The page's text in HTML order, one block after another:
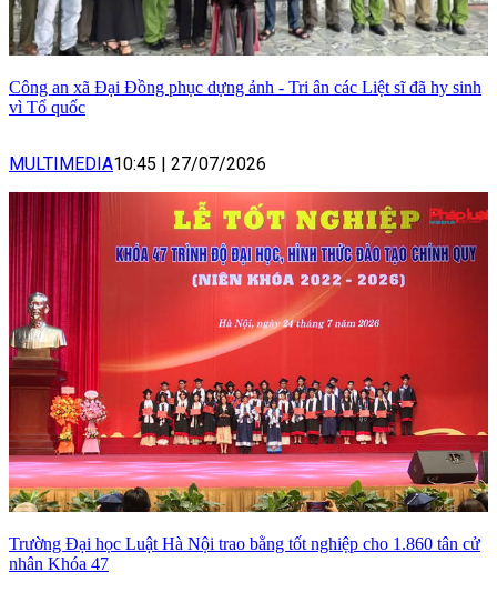
Công an xã Đại Đồng phục dựng ảnh - Tri ân các Liệt sĩ đã hy sinh
vì Tổ quốc
MULTIMEDIA10:45 | 27/07/2026
Trường Đại học Luật Hà Nội trao bằng tốt nghiệp cho 1.860 tân cử
nhân Khóa 47